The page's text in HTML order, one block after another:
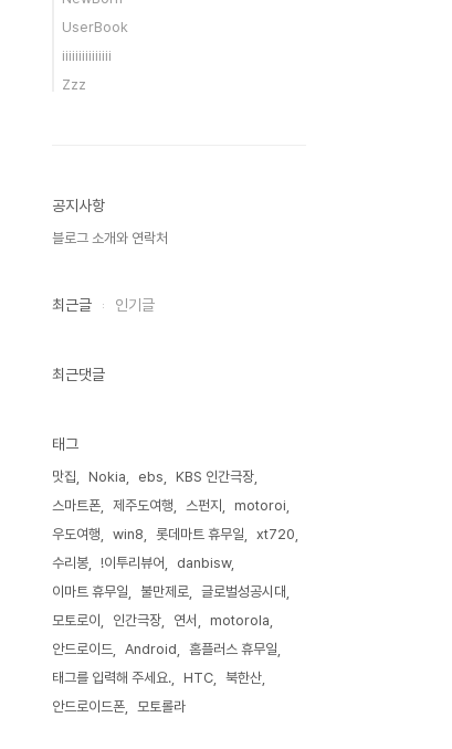
UserBook
iiiiiiiiiiiiiii
Zzz
공지사항
블로그 소개와 연락처
최근글 인기글
최근댓글
태그
맛집 Nokia ebs
KBS 인간극장
스마트폰
제주도여행 스펀지
motoroi
우도여행
win8 롯데마트 휴무일
xt720
수리봉
!이투리뷰어
danbisw
이마트 휴무일
불만제로
글로벌성공시대
모토로이
인간극장 연서
motorola
안드로이드
Android
홈플러스 휴무일
태그를 입력해 주세요.
HTC
북한산
안드로이드폰
모토롤라